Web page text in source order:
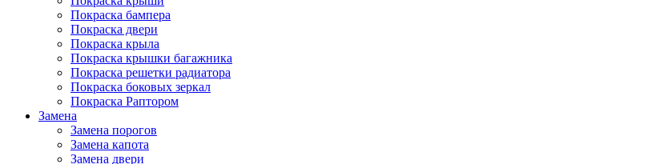
Покраска бампера
Покраска двери
Покраска крыла
Покраска крышки багажника
Покраска решетки радиатора
Покраска боковых зеркал
Покраска Раптором
Замена
Замена порогов
Замена капота
Замена двери